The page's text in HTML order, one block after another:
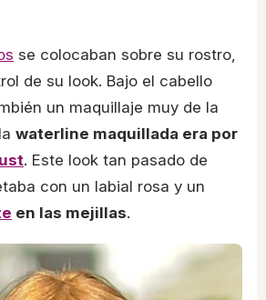
se colocaban sobre su rostro,
de su look. Bajo el cabello
un maquillaje muy de la
waterline maquillada era por
. Este look tan pasado de
con un labial rosa y un
en las mejillas.